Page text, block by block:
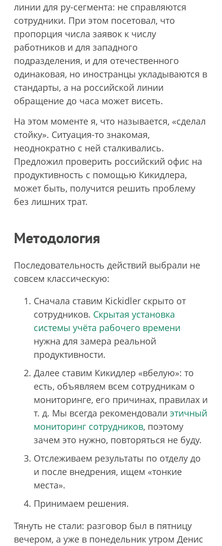
линии для ру-сегмента: не справляются
сотрудники. При этом посетовал, что
пропорция числа заявок к числу
работников и для западного
подразделения, и для отечественного
одинаковая, но иностранцы укладываются в
стандарты, а на российской линии
обращение до часа может висеть.
На этом моменте я, что называется, «сделал
стойку». Ситуация-то знакомая,
неоднократно с ней сталкивались.
Предложил проверить российский офис на
продуктивность с помощью Кикидлера,
может быть, получится решить проблему
без лишних трат.
Методология
Последовательность действий выбрали не
совсем классическую:
Сначала ставим Kickidler скрыто от
сотрудников. Скрытая установка
системы учёта рабочего времени
нужна для замера реальной
продуктивности.
Далее ставим Кикидлер «вбелую»: то
есть, объявляем всем сотрудникам о
мониторинге, его причинах, правилах и
т. д. Мы всегда рекомендовали этичный
мониторинг сотрудников, поэтому
зачем это нужно, повторяться не буду.
Отслеживаем результаты по отделу до
и после внедрения, ищем «тонкие
места».
Принимаем решения.
Тянуть не стали: разговор был в пятницу
вечером, а уже в понедельник утром Денис